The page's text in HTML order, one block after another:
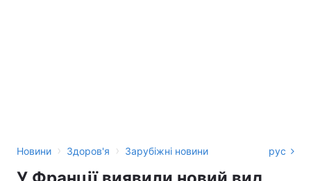
Новини › Здоров'я › Зарубіжні новини рус